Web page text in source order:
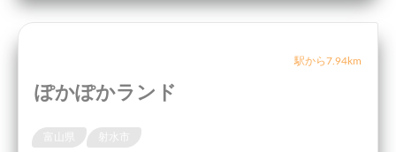
駅から7.94km
ぽかぽかランド